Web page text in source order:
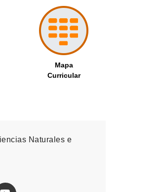
Mapa
Curricular
Naturales e